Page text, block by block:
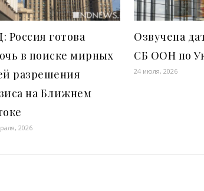
Россия готова
в поиске мирных
разрешения
на Ближнем
2026
Озвучена
СБ ООН по
24 июля, 2026